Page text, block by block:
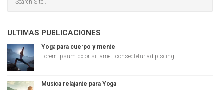
ULTIMAS PUBLICACIONES
Yoga para cuerpo y mente
Lorem ipsum dolor sit amet, consectetur adipiscing...
Musica relajante para Yoga